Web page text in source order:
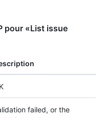
pour «List issue
failed, or the